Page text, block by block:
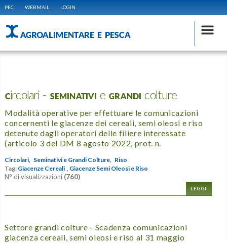
PEC WEBMAIL LOGIN
AGROALIMENTARE E PESCA
Circolari - SEMINATIVI e GRANDI colture
Modalità operative per effettuare le comunicazioni
concernenti le giacenze dei cereali, semi oleosi e riso
detenute dagli operatori delle filiere interessate
(articolo 3 del DM 8 agosto 2022, prot. n.
Circolari, Seminativi e Grandi Colture, Riso
Tag: Giacenze Cereali , Giacenze Semi Oleosi e Riso
N° di visualizzazioni (760)
LEGGI
Settore grandi colture - Scadenza comunicazioni
giacenza cereali, semi oleosi e riso al 31 maggio